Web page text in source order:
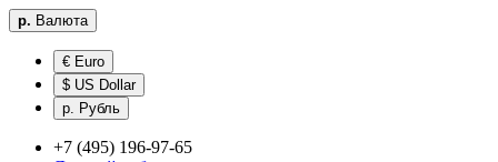
р. Валюта
€ Euro
$ US Dollar
р. Рубль
+7 (495) 196-97-65